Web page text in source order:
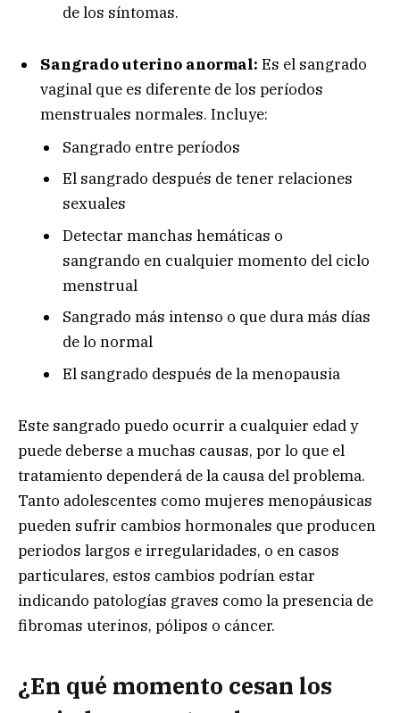
de los síntomas.
Sangrado uterino anormal: Es el sangrado
vaginal que es diferente de los períodos
menstruales normales. Incluye:
Sangrado entre períodos
El sangrado después de tener relaciones
sexuales
Detectar manchas hemáticas o
sangrando en cualquier momento del ciclo
menstrual
Sangrado más intenso o que dura más días
de lo normal
El sangrado después de la menopausia
Este sangrado puedo ocurrir a cualquier edad y
puede deberse a muchas causas, por lo que el
tratamiento dependerá de la causa del problema.
Tanto adolescentes como mujeres menopáusicas
pueden sufrir cambios hormonales que producen
periodos largos e irregularidades, o en casos
particulares, estos cambios podrían estar
indicando patologías graves como la presencia de
fibromas uterinos, pólipos o cáncer.
¿En qué momento cesan los